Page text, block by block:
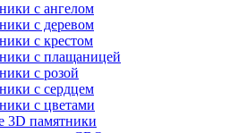
с ангелом
с деревом
с крестом
с плащаницей
с розой
с сердцем
с цветами
3D памятники